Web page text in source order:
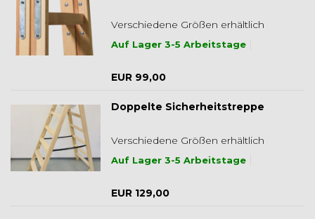
Verschiedene Größen erhältlich
Auf Lager 3-5 Arbeitstage
EUR 99,00
Doppelte Sicherheitstreppe
Verschiedene Größen erhältlich
Auf Lager 3-5 Arbeitstage
EUR 129,00